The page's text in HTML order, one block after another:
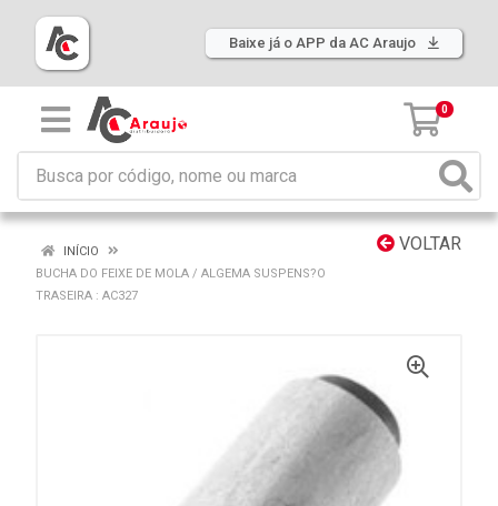
Baixe já o APP da AC Araujo
0
VOLTAR
INÍCIO
BUCHA DO FEIXE DE MOLA / ALGEMA SUSPENS?O
TRASEIRA : AC327